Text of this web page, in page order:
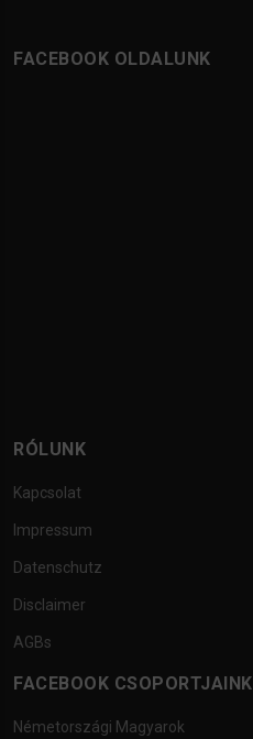
FACEBOOK OLDALUNK
RÓLUNK
Kapcsolat
Impressum
Datenschutz
Disclaimer
AGBs
FACEBOOK CSOPORTJAINK
Németországi Magyarok